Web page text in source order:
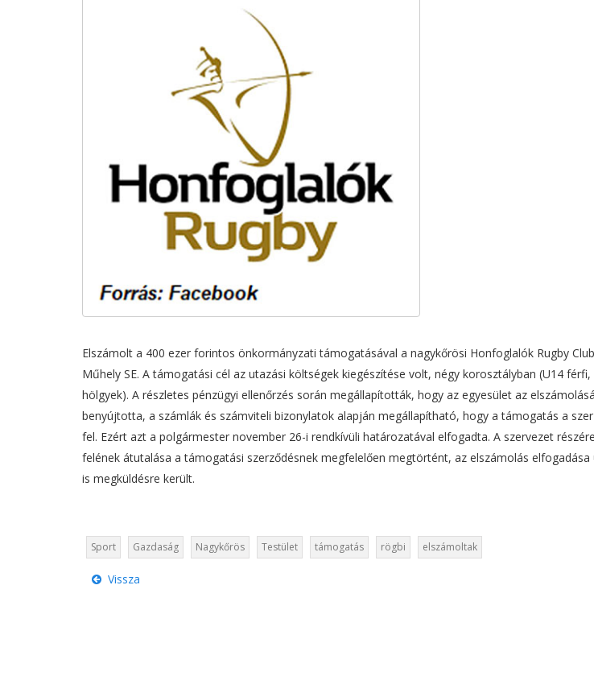
Elszámolt a 400 ezer forintos önkormányzati támogatásával a nagykőrösi Honfoglalók Rugby
Műhely SE. A támogatási cél az utazási költségek kiegészítése volt, négy korosztályban (U14
hölgyek). A részletes pénzügyi ellenőrzés során megállapították, hogy az egyesület az
benyújtotta, a számlák és számviteli bizonylatok alapján megállapítható, hogy a támogatás a
fel. Ezért azt a polgármester november 26-i rendkívüli határozatával elfogadta. A szervezet
felének átutalása a támogatási szerződésnek megfelelően megtörtént, az elszámolás
is megküldésre került.
Sport Gazdaság Nagykőrös Testület támogatás rögbi elszámoltak
Vissza